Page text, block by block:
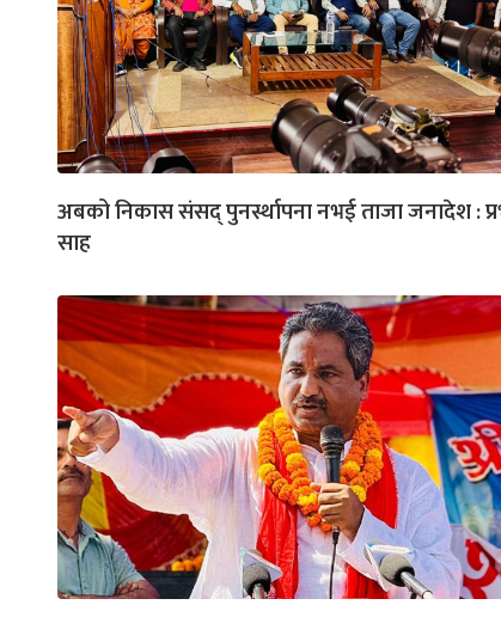
अबको निकास संसद् पुनर्स्थापना नभई ताजा जनादेश :
साह